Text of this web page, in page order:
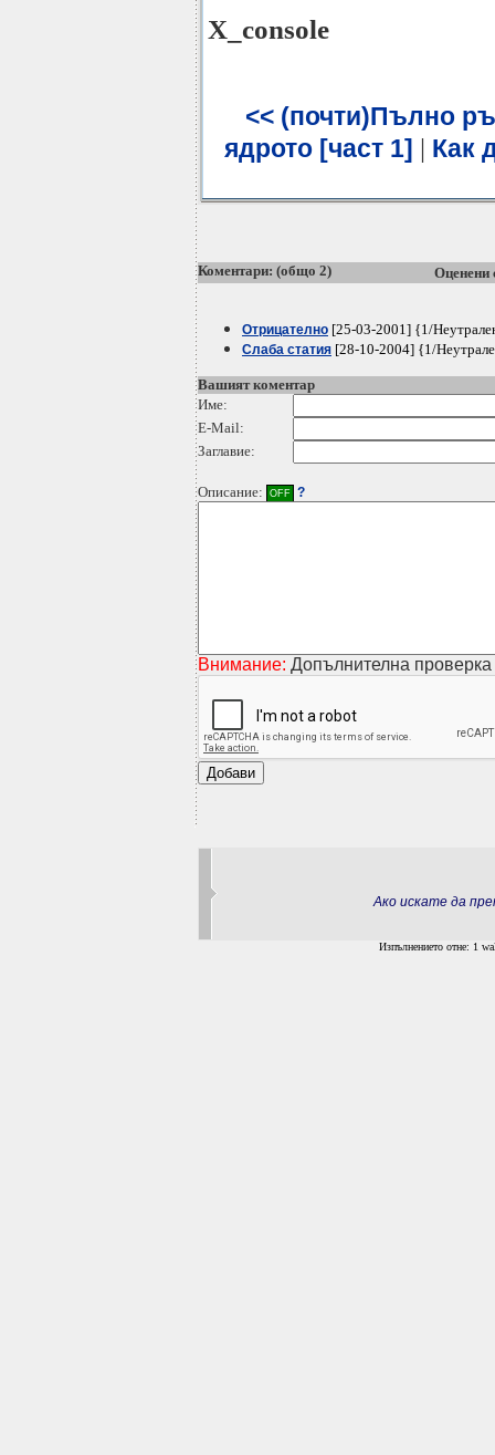
X_console
<< (почти)Пълно
ядрото [част 1] | Как
Коментари: (общо 2) Оценени
Отрицателно [25-03-2001] {1/
Слаба статия [28-10-2004] {1/
Вашият коментар
Име:
E-Mail:
Заглавие:
Описание: OFF ?
Внимание: Допълнителна проверка
Ако искате да
Изпълнението отне: 1